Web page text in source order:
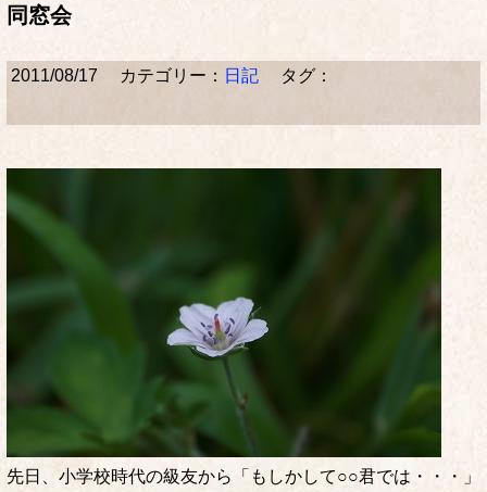
同窓会
2011/08/17 カテゴリー： 日記 タグ：
先日、小学校時代の級友から「もしかして○○君では・・・」